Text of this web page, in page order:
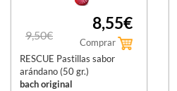
9,50€
8,55€
Comprar
RESCUE Pastillas sabor
arándano (50 gr.)
bach original